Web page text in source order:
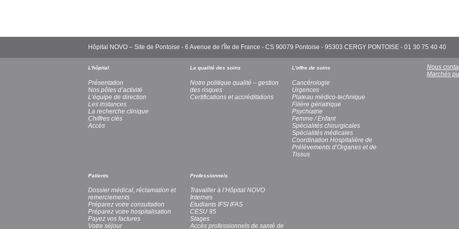
Hôpital NOVO – Site de Pontoise - 6 Avenue de l'Île de France - CS 90079 Pontoise - 95303 CERGY PONTOISE - 01 30 75 40 40
Nous
Marchés
L'hôpital
Présentation
Nos pôles d’activité
L’équipe de direction
Les instances
La recherche clinique
Chiffres clés
Accès
La qualité des soins
Notre politique qualité – gestion
des risques
Certifications et accréditations
L'offre de soins
Cancérologie
Urgences
Plateau médico-technique
Filière gériatrique
Psychiatrie
Femme / Enfant
Spécialités chirurgicales
Spécialités médicales
Coordination Hospitalière de
Prélèvements d’Organes et de
Tissus
Patients
Dossier médical, réclamation et
remerciements
Préparez votre consultation
Préparez votre hospitalisation
Payez vos factures
Votre séjour
Professionnels
Travailler à l’Hôpital NOVO
Internes
Etudiants IFSI IFAS
CESU 95
Stages
Accès professionnels de santé de